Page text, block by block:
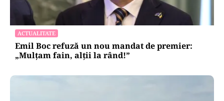
ACTUALITATE
Emil Boc refuză un nou mandat de premier:
„Mulțam fain, alții la rând!”